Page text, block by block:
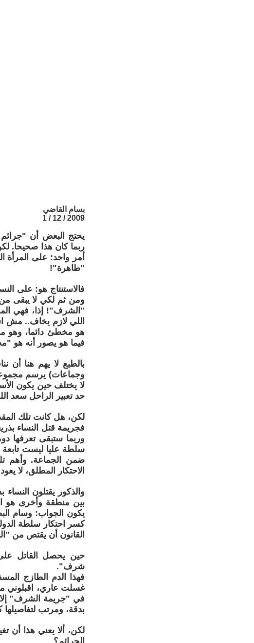
بسام القاضي
2009 / 12 / 1
يحتج البعض أن
ربما كان هذا صحيحا.
أمر واحد: على
"طاهرة"!
فالاستنتاج هو: على
ومن ثم لكي لا يبقى من
"الشرف"! إذا، فهي
اللي لازم يخاف.. مش
هو مخطئ دائما، وهو
فيما هو يصور أنه هو
بالطبع لا يهم هنا
وجماعات) يرسم
لا يختلف حين يكون
حد تعبير الراحل سعد
لكن، هل كانت تلك
فجريمة قتل النساء
وربما ستبقى تعرفها
سلطة عليا ليست
ضمن الجماعة. وأهم
الاحتكار المطلق، لا
والذكور يقتلون
بين منطقة وأخرى هو
يكون الجواب: وسام
كسر احتكار سلطة
القانون أن يقتص من
حين يحصل القاتل
شرف".
فهذا الدم الطازج
غسلت عاري، اقبلوني
في "جريمة الشرف" إلا
بدقة، ومرتب
لكن، ألا يعني هذا أن